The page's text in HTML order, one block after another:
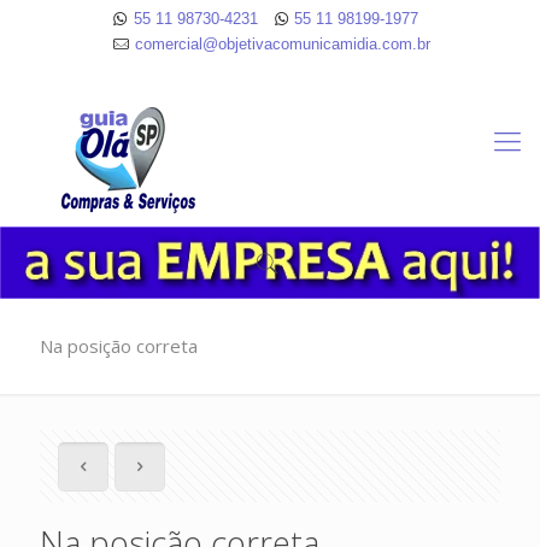
55 11 98730-4231
55 11 98199-1977
comercial@objetivacomunicamidia.com.br
Na posição correta